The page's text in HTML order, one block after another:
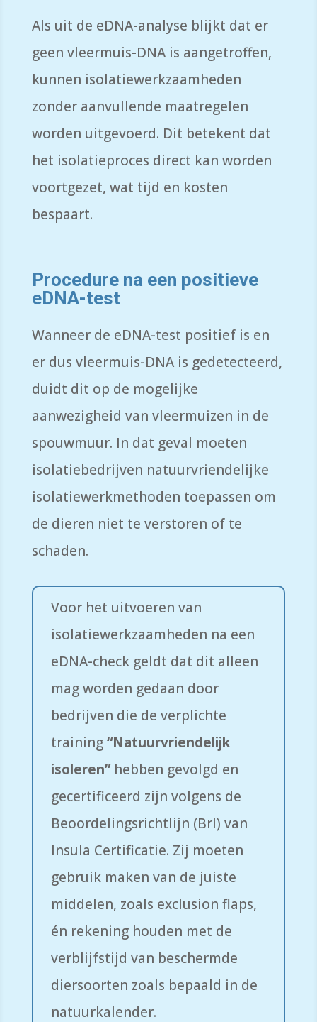
Als uit de eDNA-analyse blijkt dat er
geen vleermuis-DNA is aangetroffen,
kunnen isolatiewerkzaamheden
zonder aanvullende maatregelen
worden uitgevoerd. Dit betekent dat
het isolatieproces direct kan worden
voortgezet, wat tijd en kosten
bespaart.
Procedure na een positieve
eDNA-test
Wanneer de eDNA-test positief is en
er dus vleermuis-DNA is gedetecteerd,
duidt dit op de mogelijke
aanwezigheid van vleermuizen in de
spouwmuur. In dat geval moeten
isolatiebedrijven natuurvriendelijke
isolatiewerkmethoden toepassen om
de dieren niet te verstoren of te
schaden.
Voor het uitvoeren van
isolatiewerkzaamheden na een
eDNA-check geldt dat dit alleen
mag worden gedaan door
bedrijven die de verplichte
training“Natuurvriendelijk
isoleren”hebben gevolgd en
gecertificeerd zijn volgens de
Beoordelingsrichtlijn (Brl) van
Insula Certificatie. Zij moeten
gebruik maken van de juiste
middelen, zoals exclusion flaps,
én rekening houden met de
verblijfstijd van beschermde
diersoorten zoals bepaald in de
natuurkalender.